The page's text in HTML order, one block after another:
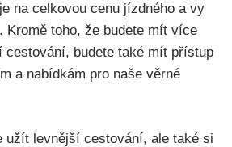
na ⁢celkovou cenu jízdného⁢ a vy
Kromě toho,⁤ že budete mít více
cestování, budete také‍ mít přístup
a ⁤nabídkám pro naše věrné
užít​ levnější cestování, ​ale‌ také si